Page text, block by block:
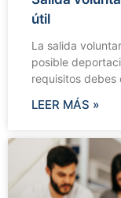
útil
La salida
posible
requisitos debes
LEER MÁS »